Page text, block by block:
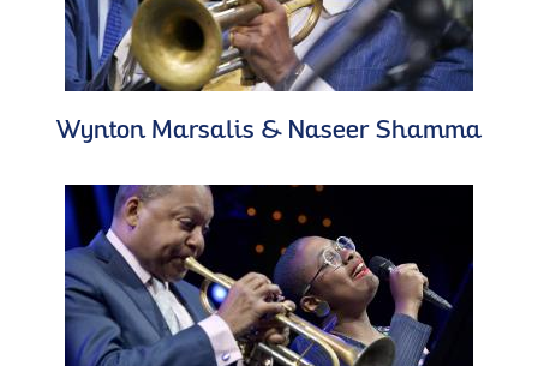
Wynton Marsalis & Naseer Shamma